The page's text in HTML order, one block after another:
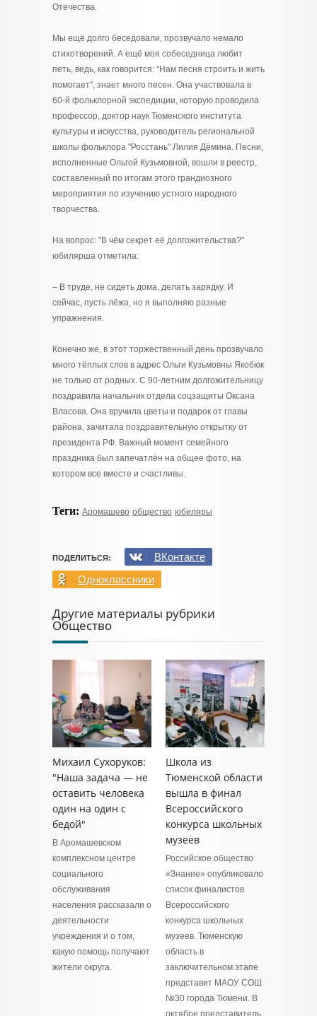
Отечества.
Мы ещё долго беседовали, прозвучало немало
стихотворений. А ещё моя собеседница любит
петь, ведь, как говорится: "Нам песня строить и жить
помогает", знает много песен. Она участвовала в
60-й фольклорной экспедиции, которую проводила
профессор, доктор наук Тюменского института
культуры и искусства, руководитель региональной
школы фольклора "Росстань" Лилия Дёмина. Песни,
исполненные Ольгой Кузьмовной, вошли в реестр,
составленный по итогам этого грандиозного
мероприятия по изучению устного народного
творчества.
На вопрос: "В чём секрет её долгожительства?"
юбилярша отметила:
– В труде, не сидеть дома, делать зарядку. И
сейчас, пусть лёжа, но я выполняю разные
упражнения.
Конечно же, в этот торжественный день прозвучало
много тёплых слов в адрес Ольги Кузьмовны Якобюк
не только от родных. С 90-летним долгожительницу
поздравила начальник отдела соцзащиты Оксана
Власова. Она вручила цветы и подарок от главы
района, зачитала поздравительную открытку от
президента РФ. Важный момент семейного
праздника был запечатлён на общее фото, на
котором все вместе и счастливы.
Теги: Аромашево общество юбиляры
ПОДЕЛИТЬСЯ:
ВКонтакте
Одноклассники
Другие материалы рубрики
Общество
Михаил Сухоруков:
"Наша задача — не
оставить человека
один на один с
бедой"
В Аромашевском
комплексном центре
социального
обслуживания
населения рассказали о
деятельности
учреждения и о том,
какую помощь получают
жители округа.
Школа из
Тюменской области
вышла в финал
Всероссийского
конкурса школьных
музеев
Российское общество
«Знание» опубликовало
список финалистов
Всероссийского
конкурса школьных
музеев. Тюменскую
область в
заключительном этапе
представит МАОУ СОШ
№30 города Тюмени. В
октябре представитель